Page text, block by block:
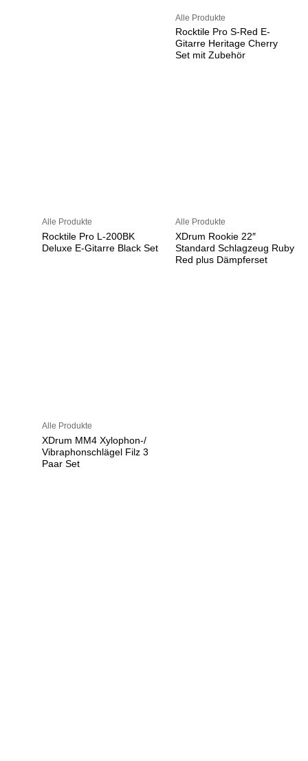
Alle Produkte
Rocktile Pro S-Red E-
Gitarre Heritage Cherry
Set mit Zubehör
Alle Produkte
Rocktile Pro L-200BK
Deluxe E-Gitarre Black Set
Alle Produkte
XDrum Rookie 22″
Standard Schlagzeug Ruby
Red plus Dämpferset
Alle Produkte
XDrum MM4 Xylophon-/
Vibraphonschlägel Filz 3
Paar Set